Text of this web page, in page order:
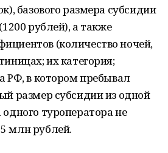
базового размера субсидии
рублей), а также
(количество ночей,
их категория;
РФ, в котором пребывал
размер субсидии из одной
туроператора не
млн рублей.